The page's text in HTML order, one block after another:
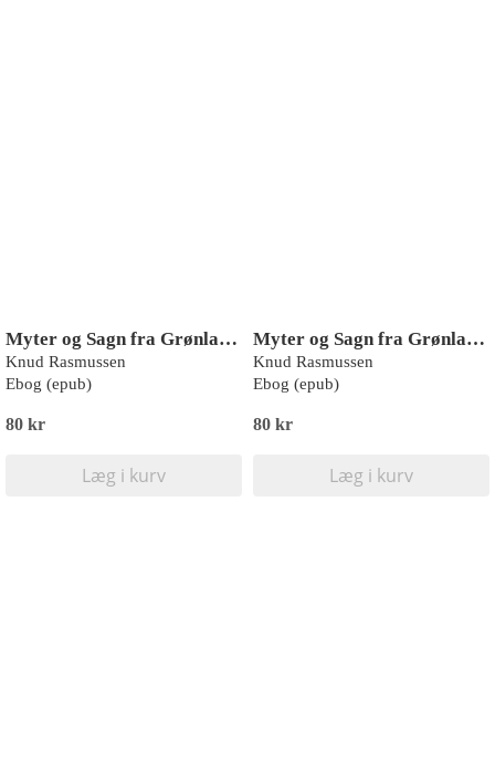
Myter og Sagn fra Grønland: Anden samling
Knud Rasmussen
Ebog (epub)
80 kr
Læg i kurv
Myter og Sagn fra Grønland: Fjerde samling
Knud Rasmussen
Ebog (epub)
80 kr
Læg i kurv